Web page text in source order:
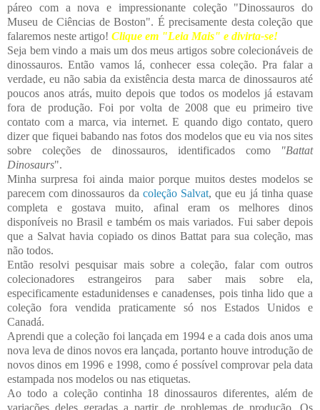
páreo com a nova e impressionante coleção "Dinossauros do
Museu de Ciências de Boston". É precisamente desta coleção que
falaremos neste artigo! Clique em "Leia Mais" e divirta-se!
Seja bem vindo a mais um dos meus artigos sobre colecionáveis de
dinossauros. Então vamos lá, conhecer essa coleção. Pra falar a
verdade, eu não sabia da existência desta marca de dinossauros até
poucos anos atrás, muito depois que todos os modelos já estavam
fora de produção. Foi por volta de 2008 que eu primeiro tive
contato com a marca, via internet. E quando digo contato, quero
dizer que fiquei babando nas fotos dos modelos que eu via nos sites
sobre coleções de dinossauros, identificados como
"Battat
Dinosaurs".
Minha surpresa foi ainda maior porque muitos destes modelos se
parecem com dinossauros da coleção Salvat, que eu já tinha quase
completa e gostava muito, afinal eram os melhores dinos
disponíveis no Brasil e também os mais variados. Fui saber depois
que a Salvat havia copiado os dinos Battat para sua coleção, mas
não todos.
Então resolvi pesquisar mais sobre a coleção, falar com outros
colecionadores estrangeiros para saber mais sobre ela,
especificamente estadunidenses e canadenses, pois tinha lido que a
coleção fora vendida praticamente só nos Estados Unidos e
Canadá.
Aprendi que a coleção foi lançada em 1994 e a cada dois anos uma
nova leva de dinos novos era lançada, portanto houve introdução de
novos dinos em 1996 e 1998, como é possível comprovar pela data
estampada nos modelos ou nas etiquetas.
Ao todo a coleção continha 18 dinossauros diferentes, além de
variações deles geradas a partir de problemas de produção. Os